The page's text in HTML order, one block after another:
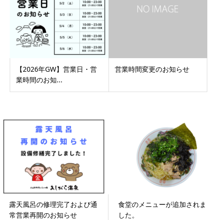
【2026年GW】営業日・営
業時間のお知...
営業時間変更のお知らせ
露天風呂の修理完了および通
常営業再開のお知らせ
食堂のメニューが追加されま
した。